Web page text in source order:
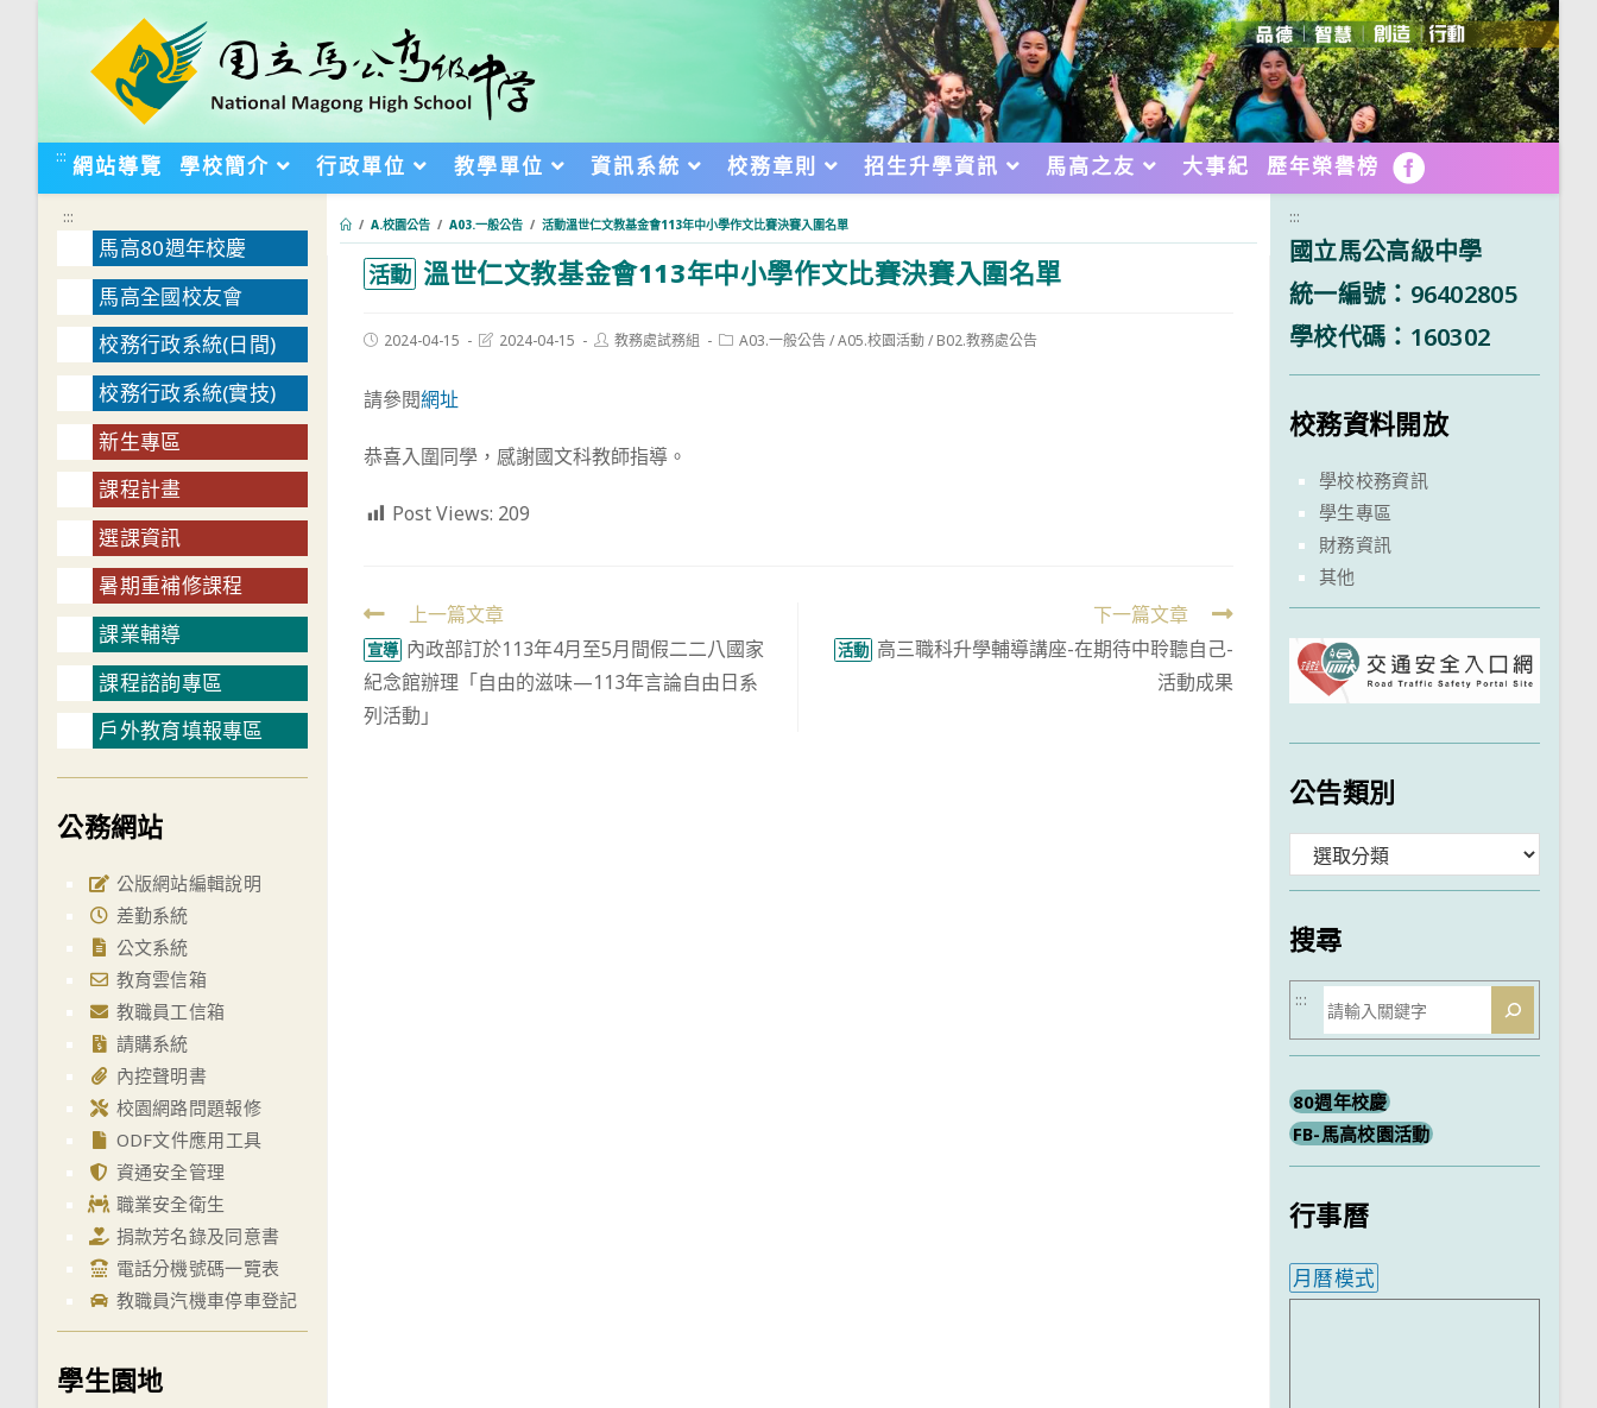
::: 網站導覽 學校簡介 行政單位 教學單位 資訊系統 校務章則 招生升學資訊 馬高之友 大事紀 歷年榮譽榜 FB
/ A.校園公告 / A03.一般公告 / 活動溫世仁文教基金會113年中小學作文比賽決賽入圍名單
活動 溫世仁文教基金會113年中小學作文比賽決賽入圍名單
Post2024-04-15
Post2024-04-15
Post教務處試務組
PostA03.一般公告/A05.校園活動/ B02.教務處公告
請參閱網址
恭喜入圍同學，感謝國文科教師指導。
Post Views: 209
Read
more
articles
上一篇文章
宣導 內政部訂於113年4月至5月間假二二八國家
紀念館辦理「自由的滋味—113年言論自由日系
列活動」
下一篇文章
活動 高三職科升學輔導講座-在期待中聆聽自己-
活動成果
:::
馬高80週年校慶
馬高全國校友會
校務行政系統(日間)
校務行政系統(實技)
新生專區
課程計畫
選課資訊
暑期重補修課程
課業輔導
課程諮詢專區
戶外教育填報專區
公務網站
公版網站編輯說明
差勤系統
公文系統
教育雲信箱
教職員工信箱
請購系統
內控聲明書
校園網路問題報修
ODF文件應用工具
資通安全管理
職業安全衛生
捐款芳名錄及同意書
電話分機號碼一覽表
教職員汽機車停車登記
學生園地
:::
國立馬公高級中學
統一編號：96402805
學校代碼：160302
校務資料開放
學校校務資訊
學生專區
財務資訊
其他
公告類別
類
搜尋
搜
尋
:::
80週年校慶
FB-馬高校園活動
行事曆
月曆模式